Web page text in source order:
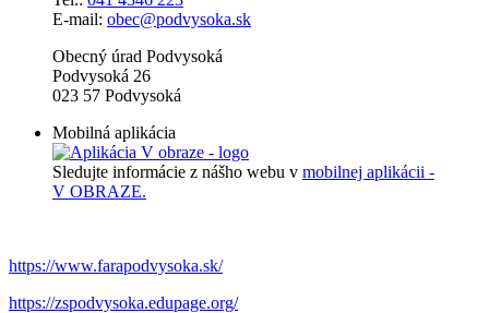
E-mail: obec@podvysoka.sk
Obecný úrad Podvysoká
Podvysoká 26
023 57 Podvysoká
Mobilná aplikácia
Sledujte informácie z nášho webu v mobilnej aplikácii -
V OBRAZE.
https://www.farapodvysoka.sk/
https://zspodvysoka.edupage.org/